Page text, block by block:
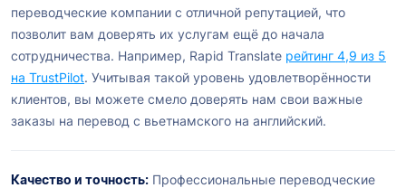
переводческие компании с отличной репутацией, что
позволит вам доверять их услугам ещё до начала
сотрудничества. Например, Rapid Translate рейтинг 4,9 из 5
на TrustPilot. Учитывая такой уровень удовлетворённости
клиентов, вы можете смело доверять нам свои важные
заказы на перевод с вьетнамского на английский.
Качество и точность: Профессиональные переводческие